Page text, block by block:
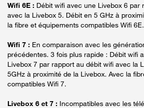
Wifi 6E : Débit wifi avec une Livebox 6 par
avec la Livebox 5. Débit en 5 GHz à
la fibre et équipements compatibles Wifi
Wifi 7 : En comparaison avec les
précédentes. 3 fois plus rapide : Débit wifi
Livebox 7 par rapport au débit wifi avec la
5GHz à proximité de la Livebox. Avec la
compatibles Wifi 7.
Livebox 6 et 7 : Incompatibles avec les